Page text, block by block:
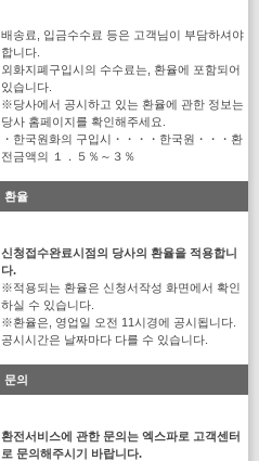
배송료, 입금수수료 등은 고객님이 부담하셔야
합니다.
외화지폐구입시의 수수료는, 환율에 포함되어
있습니다.
※당사에서 공시하고 있는 환율에 관한 정보는
당사 홈페이지를 확인해주세요.
・한국원화의 구입시・・・・한국원・・・환
전금액의 １．５％～３％
환율
신청접수완료시점의 당사의 환율을 적용합니
다.
※적용되는 환율은 신청서작성 화면에서 확인
하실 수 있습니다.
※환율은, 영업일 오전 11시경에 공시됩니다.
공시시간은 날짜마다 다를 수 있습니다.
문의
환전서비스에 관한 문의는 엑스파로 고객센터
로 문의해주시기 바랍니다.